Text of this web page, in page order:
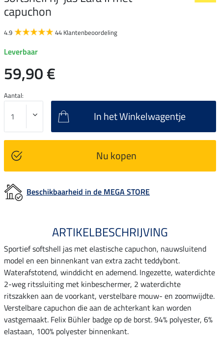
capuchon
4.9 44 Klantenbeoordeling
Leverbaar
59,90 €
Aantal:
In het Winkelwagentje
Nu kopen
Beschikbaarheid in de MEGA STORE
ARTIKELBESCHRIJVING
Sportief softshell jas met elastische capuchon, nauwsluitend
model en een binnenkant van extra zacht teddybont.
Waterafstotend, winddicht en ademend. Ingezette, waterdichte
2-weg ritssluiting met kinbeschermer, 2 waterdichte
ritszakken aan de voorkant, verstelbare mouw- en zoomwijdte.
Verstelbare capuchon die aan de achterkant kan worden
vastgemaakt. Felix Bühler badge op de borst. 94% polyester, 6%
elastaan, 100% polyester binnenkant.